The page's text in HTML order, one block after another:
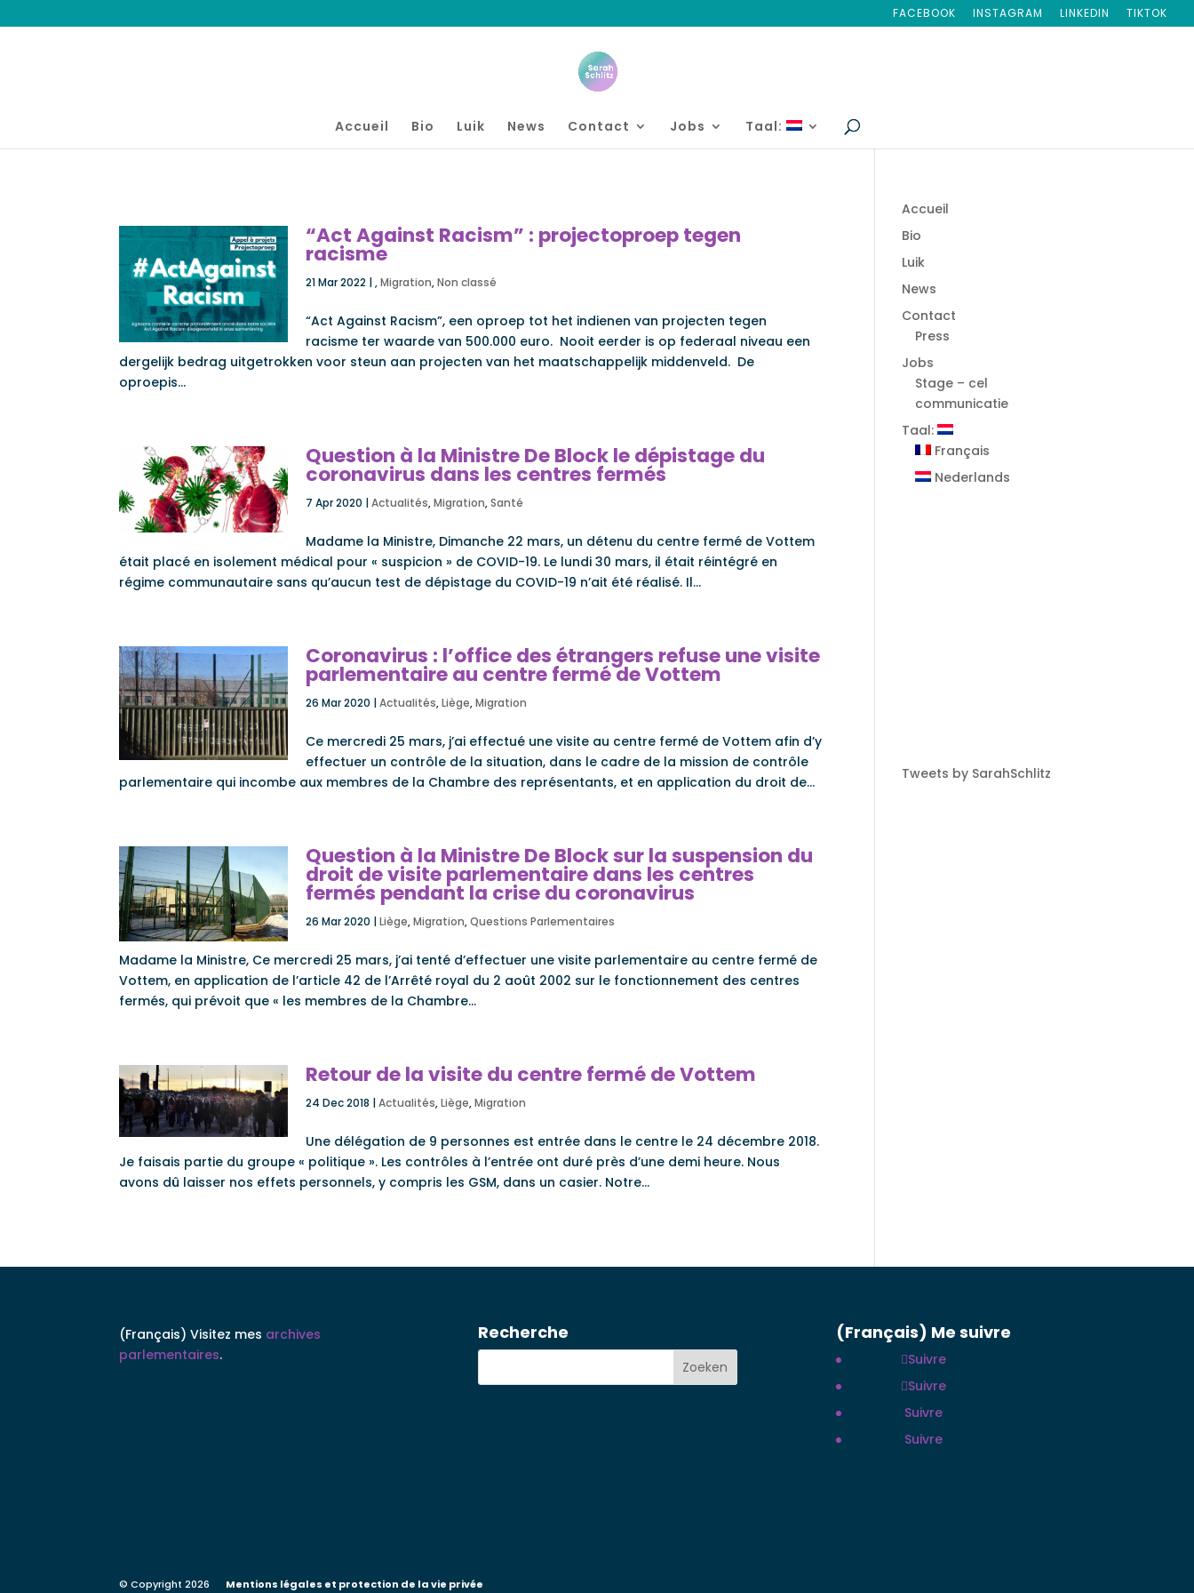
FACEBOOK INSTAGRAM LINKEDIN TIKTOK
Accueil Bio Luik News Contact Jobs Taal:
“Act Against Racism” : projectoproep tegen
racisme
21 Mar 2022 |,Migration,Non classé
“Act Against Racism”, een oproep tot het indienen van projecten tegen
racisme ter waarde van 500.000 euro. Nooit eerder is op federaal niveau een
dergelijk bedrag uitgetrokken voor steun aan projecten van het maatschappelijk middenveld. De
oproepis...
Question à la Ministre De Block le dépistage du
coronavirus dans les centres fermés
7 Apr 2020 |Actualités,Migration,Santé
Madame la Ministre, Dimanche 22 mars, un détenu du centre fermé de Vottem
était placé en isolement médical pour « suspicion » de COVID-19. Le lundi 30 mars, il était réintégré en
régime communautaire sans qu’aucun test de dépistage du COVID-19 n’ait été réalisé. Il...
Coronavirus : l’office des étrangers refuse une visite
parlementaire au centre fermé de Vottem
26 Mar 2020 |Actualités,Liège,Migration
Ce mercredi 25 mars, j’ai effectué une visite au centre fermé de Vottem afin d’y
effectuer un contrôle de la situation, dans le cadre de la mission de contrôle
parlementaire qui incombe aux membres de la Chambre des représentants, et en application du droit de...
Question à la Ministre De Block sur la suspension du
droit de visite parlementaire dans les centres
fermés pendant la crise du coronavirus
26 Mar 2020 |Liège,Migration,Questions Parlementaires
Madame la Ministre, Ce mercredi 25 mars, j’ai tenté d’effectuer une visite parlementaire au centre fermé de
Vottem, en application de l’article 42 de l’Arrêté royal du 2 août 2002 sur le fonctionnement des centres
fermés, qui prévoit que « les membres de la Chambre...
Retour de la visite du centre fermé de Vottem
24 Dec 2018 |Actualités,Liège,Migration
Une délégation de 9 personnes est entrée dans le centre le 24 décembre 2018.
Je faisais partie du groupe « politique ». Les contrôles à l’entrée ont duré près d’une demi heure. Nous
avons dû laisser nos effets personnels, y compris les GSM, dans un casier. Notre...
Accueil
Bio
Luik
News
Contact
Press
Jobs
Stage – cel
communicatie
Taal:
Français
Nederlands
Tweets by SarahSchlitz
(Français) Visitez mes archives
parlementaires.
Recherche (Français) Me suivre
Suivre
Suivre
Suivre
Suivre
© Copyright 2026 Mentions légales et protection de la vie privée